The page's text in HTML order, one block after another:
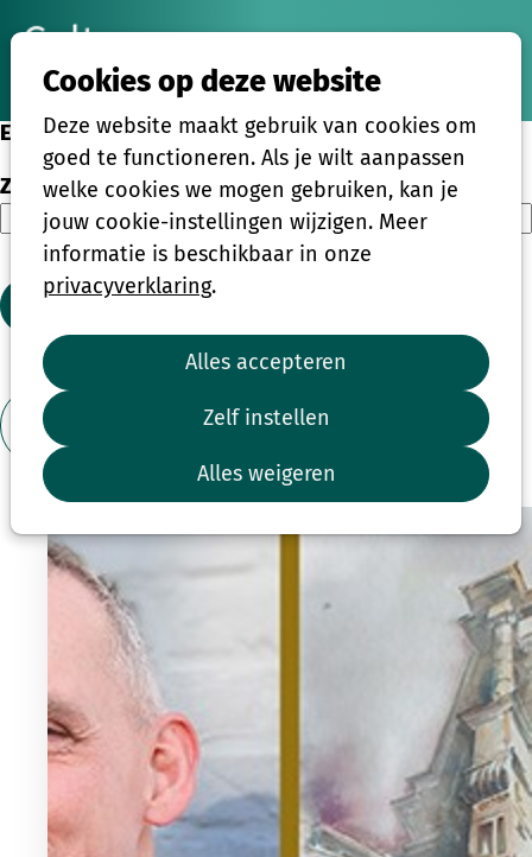
Cookies op deze website
Deze website maakt gebruik van cookies om
goed te functioneren. Als je wilt aanpassen
welke cookies we mogen gebruiken, kan je
jouw cookie-instellingen wijzigen. Meer
informatie is beschikbaar in onze
privacyverklaring.
Alles accepteren
Zelf instellen
Alles weigeren
Eenmalige activiteiten
Zoeken
Zoeken
2 3 4 ...